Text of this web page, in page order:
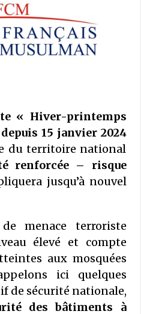
: Le CFCM rejette les
du député RN Julien
: Ramadan 2026,
instances et confusions :
à considérer avant
et l’intérêt général des
de France
:
2025
: LE CFCM MET EN
« Hiver-printemps
15 janvier 2024
du territoire national
renforcée – risque
jusqu’à nouvel
menace terroriste
élevé et compte
aux mosquées
ici quelques
de sécurité nationale,
des bâtiments à